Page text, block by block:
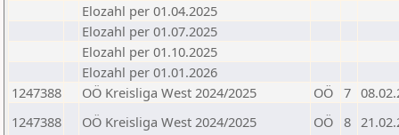
Elozahl per 01.04.2025
Elozahl per 01.07.2025
Elozahl per 01.10.2025
Elozahl per 01.01.2026
1247388
OÖ Kreisliga West 2024/2025 OÖ 7
1247388
OÖ Kreisliga West 2024/2025 OÖ 8